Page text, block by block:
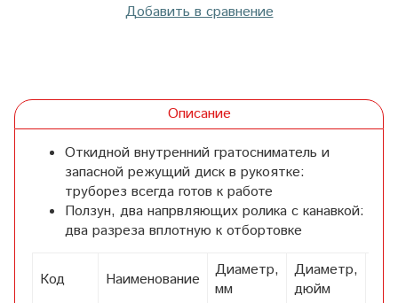
Добавить в сравнение
Описание
Откидной внутренний гратосниматель и
запасной режущий диск в рукоятке:
труборез всегда готов к работе
Ползун, два напрвляющих ролика с канавкой:
два разреза вплотную к отбортовке
Код Наименование
Диаметр,
мм
Диаметр,
дюйм